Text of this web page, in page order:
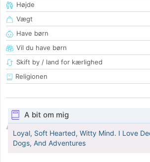
Højde
Vægt
Have børn
Vil du have børn
Skift by / land for kærlighed
Religionen
A bit om mig
Loyal, Soft Hearted, Witty Mind. I Love
Dogs, And Adventures